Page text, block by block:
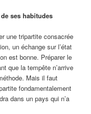
ses habitudes
une tripartite consacrée
un échange sur l’état
est bonne. Préparer le
que la tempête n’arrive
Mais il faut
fondamentalement
dans un pays qui n’a